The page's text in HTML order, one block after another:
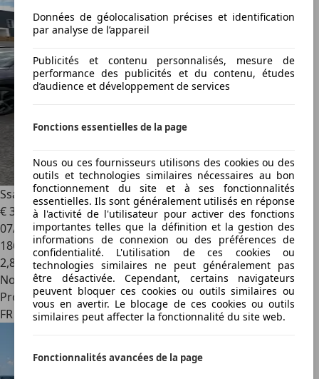
SsangYong Tivoli1.6 XDI
€ 3 200
07/2018
186 750 km
2,8
Nouveau
Professionnel
FR 76150
Données de géolocalisation précises et identification
par analyse de l’appareil
Publicités et contenu personnalisés, mesure de
performance des publicités et du contenu, études
d’audience et développement de services
Fonctions essentielles de la page
Nous ou ces fournisseurs utilisons des cookies ou des
outils et technologies similaires nécessaires au bon
fonctionnement du site et à ses fonctionnalités
essentielles. Ils sont généralement utilisés en réponse
à l'activité de l'utilisateur pour activer des fonctions
importantes telles que la définition et la gestion des
informations de connexion ou des préférences de
confidentialité. L'utilisation de ces cookies ou
technologies similaires ne peut généralement pas
être désactivée. Cependant, certains navigateurs
peuvent bloquer ces cookies ou outils similaires ou
vous en avertir. Le blocage de ces cookies ou outils
similaires peut affecter la fonctionnalité du site web.
Fonctionnalités avancées de la page